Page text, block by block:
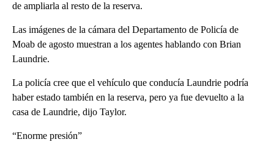
de ampliarla al resto de la reserva.
Las imágenes de la cámara del Departamento de Policía de
Moab de agosto muestran a los agentes hablando con Brian
Laundrie.
La policía cree que el vehículo que conducía Laundrie podría
haber estado también en la reserva, pero ya fue devuelto a la
casa de Laundrie, dijo Taylor.
“Enorme presión”